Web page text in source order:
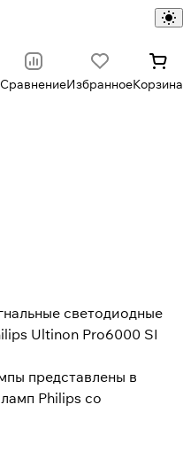
СравнениеИзбранноеКорзина
представлены в
Philips со